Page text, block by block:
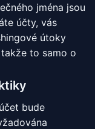
jména jsou
účty, vás
útoky
to samo o
bude